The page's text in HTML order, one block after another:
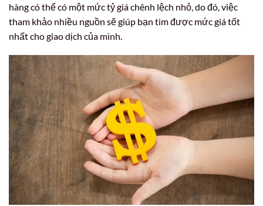
hàng có thể có một mức tỷ giá chênh lệch nhỏ, do đó, việc
tham khảo nhiều nguồn sẽ giúp bạn tìm được mức giá tốt
nhất cho giao dịch của mình.